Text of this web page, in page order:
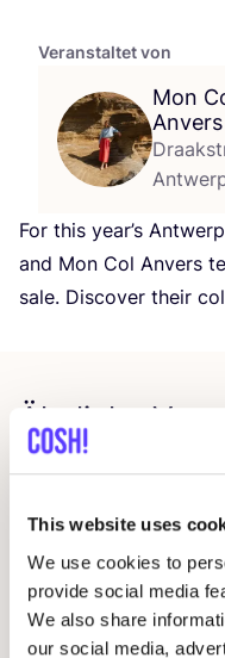
This website uses
We use cookies to
provide social media
We also share
our social media,
Veranstaltet von
Mon
Anvers
For this year’s
and Mon Col Anvers
sale. Dis­co­ver their
Ähnliche